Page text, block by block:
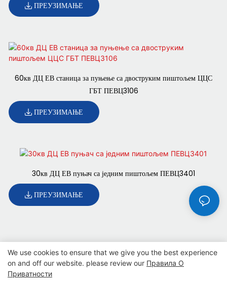
ПРЕУЗИМАЊЕ
60кв ДЦ ЕВ станица за пуњење са двоструким пиштољем ЦЦС
ГБТ ПЕВЦ3106
ПРЕУЗИМАЊЕ
30кв ДЦ ЕВ пуњач са једним пиштољем ПЕВЦ3401
ПРЕУЗИМАЊЕ
Ауторска права © 2025 SINO |
We use cookies to ensure that we give you the best experience
on and off our website. please review our Правила О
Приватности